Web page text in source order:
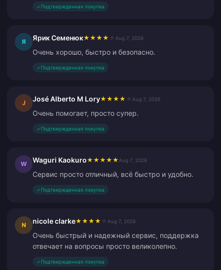
✓Подтвержденная покупка
Я Ярик Семенюк★ ★ ★ ★ Aug 7, 2026
Очень хорошо, быстро и безопасно.
✓Подтвержденная покупка
J José Alberto M Lory★ ★ ★ ★ Aug 7, 2026
Очень помогает, просто супер.
✓Подтвержденная покупка
W Waguri Kaokuro★ ★ ★ ★ ★ Aug 7, 2026
Сервис просто отличный, всё быстро и удобно.
✓Подтвержденная покупка
N nicole clarke★ ★ ★ ★ Aug 7, 2026
Очень быстрый и надежный сервис, поддержка
отвечает на вопросы просто великолепно.
✓Подтвержденная покупка